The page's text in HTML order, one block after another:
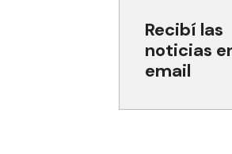
Recibí las
noticias
email